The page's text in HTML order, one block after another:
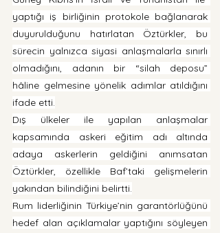
yaptığı iş birliğinin protokole bağlanarak
duyurulduğunu hatırlatan Öztürkler, bu
sürecin yalnızca siyasi anlaşmalarla sınırlı
olmadığını, adanın bir “silah deposu”
hâline gelmesine yönelik adımlar atıldığını
ifade etti.
Dış ülkeler ile yapılan anlaşmalar
kapsamında askeri eğitim adı altında
adaya askerlerin geldiğini anımsatan
Öztürkler, özellikle Baf’taki gelişmelerin
yakından bilindiğini belirtti.
Rum liderliğinin Türkiye’nin garantörlüğünü
hedef alan açıklamalar yaptığını söyleyen